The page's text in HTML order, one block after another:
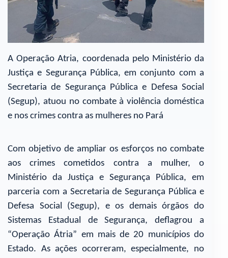
A Operação Atria, coordenada pelo Ministério da
Justiça e Segurança Pública, em conjunto com a
Secretaria de Segurança Pública e Defesa Social
(Segup), atuou no combate à violência doméstica
e nos crimes contra as mulheres no Pará
Com objetivo de ampliar os esforços no combate
aos crimes cometidos contra a mulher, o
Ministério da Justiça e Segurança Pública, em
parceria com a Secretaria de Segurança Pública e
Defesa Social (Segup), e os demais órgãos do
Sistemas Estadual de Segurança, deflagrou a
“Operação Átria” em mais de 20 municípios do
Estado. As ações ocorreram, especialmente, no